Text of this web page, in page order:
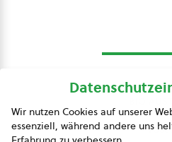
Wir nutzen Cookies auf unserer
essenziell, während andere uns